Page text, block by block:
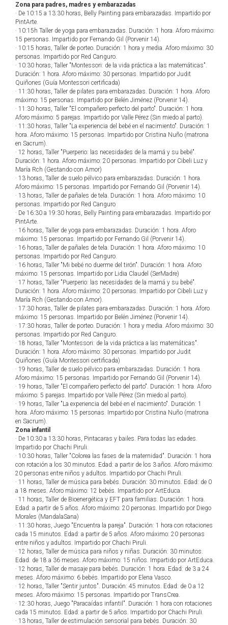
Zona para padres, madres y embarazadas
· De 10:15 a 13:30 horas, Belly Painting para embarazadas. Impartido por
PintArte.
· 10:15h Taller de yoga para embarazadas. Duración: 1 hora. Aforo máximo:
15 personas. Impartido por Fernando Gil (Porvenir 14).
· 10:15 horas, Taller de porteo. Duración: 1 hora y media. Aforo máximo: 30
personas. Impartido por Red Canguro.
· 10:30 horas, Taller "Montessori: de la vida práctica a las matemáticas".
Duración: 1 hora. Aforo máximo: 30 personas. Impartido por Judit
Quiñones (Guía Montessori certificada)
· 11:30 horas, Taller de pilates para embarazadas. Duración: 1 hora. Aforo
máximo: 15 personas. Impartido por Belén Jiménez (Porvenir 14).
· 11:30 horas, Taller "El compañero perfecto del parto". Duración: 1 hora.
Aforo máximo: 5 parejas. Impartido por Valle Pérez (Sin miedo al parto).
· 11:30 horas, Taller "La experiencia del bebé en el nacimiento". Duración: 1
hora. Aforo máximo: 15 personas. Impartido por Cristina Nuño (matrona
en Sacrum).
· 12 horas, Taller "Puerperio: las necesidades de la mamá y su bebé".
Duración: 1 hora. Aforo máximo: 20 personas. Impartido por Cibeli Luz y
María Rch (Gestando con Amor)
· 13 horas, Taller de suelo pélvico para embarazadas. Duración: 1 hora.
Aforo máximo: 15 personas. Impartido por Fernando Gil (Porvenir 14).
· 13 horas, Taller de pañales de tela. Duración: 1 hora. Aforo máximo: 10
personas. Impartido por Red Canguro
· De 16:30 a 19:30 horas, Belly Painting para embarazadas. Impartido por
PintArte.
· 16 horas, Taller de yoga para embarazadas. Duración: 1 hora. Aforo
máximo: 15 personas. Impartido por Fernando Gil (Porvenir 14).
· 16 horas, Taller de pañales de tela. Duración: 1 hora. Aforo máximo: 10
personas. Impartido por Red Canguro.
· 16 horas, Taller "Mi bebé no duerme del tirón". Duración: 1 hora. Aforo
máximo: 15 personas. Impartido por Lidia Claudel (SerMadre)
· 17 horas, Taller "Puerperio: las necesidades de la mamá y su bebé".
Duración: 1 hora. Aforo máximo: 20 personas. Impartido por Cibeli Luz y
María Rch (Gestando con Amor).
· 17:30 horas, Taller de pilates para embarazadas. Duración: 1 hora. Aforo
máximo: 15 personas. Impartido por Belén Jiménez (Porvenir 14).
· 17:30 horas, Taller de porteo. Duración: 1 hora y media. Aforo máximo: 30
personas. Impartido por Red Canguro.
· 18 horas, Taller "Montessori: de la vida práctica a las matemáticas".
Duración: 1 hora. Aforo máximo: 30 personas. Impartido por Judit
Quiñones (Guía Montessori certificada)
· 19 horas, Taller de suelo pélvico para embarazadas. Duración: 1 hora.
Aforo máximo: 15 personas. Impartido por Fernando Gil (Porvenir 14).
· 19 horas, Taller "El compañero perfecto del parto". Duración: 1 hora. Aforo
máximo: 5 parejas. Impartido por Valle Pérez (Sin miedo al parto).
· 19 horas, Taller "La experiencia del bebé en el nacimiento". Duración: 1
hora. Aforo máximo: 15 personas. Impartido por Cristina Nuño (matrona
en Sacrum).
Zona infantil
· De 10:30 a 13:30 horas, Pintacaras y bailes. Para todas las edades.
Impartido por Chachi Piruli.
· 10:30 horas, Taller "Colorea las fases de la maternidad". Duración: 1 hora
con rotación a los 30 minutos. Edad: a partir de los 3 años. Aforo máximo:
20 personas entre niños y adultos. Impartido por Chachi Piruli.
· 11 horas, Taller de música para bebés. Duración: 30 minutos. Edad: de 0
a 18 meses. Aforo máximo: 12 bebés. Impartido por ArtEduca.
· 11 horas, Taller de Bioenergética y EFT para familias. Duración: 1 hora.
Edad: a partir de 5 años. Aforo máximo: 20 personas. Impartido por Diego
Morales (MandalaSana)
· 11:30 horas, Juego "Encuentra la pareja". Duración: 1 hora con rotaciones
cada 15 minutos. Edad: a partir de 5 años. Aforo máximo: 20 personas
entre niños y adultos. Impartido por Chachi Piruli.
· 12 horas, Taller de música para niños y niñas. Duración: 30 minutos.
Edad: de 18 a 36 meses. Aforo máximo: 15 niños. Impartido por ArtEduca.
· 12 horas, Taller de masaje para bebés. Duración: 1 hora. Edad: de 3 a 24
meses. Aforo máximo: 6 bebés. Impartido por Elena Vasco.
· 12 horas, Taller "Sentir juntos". Duración: 45 minutos. Edad: de 0 a 12
meses. Aforo máximo: 15 personas. Impartido por TransCrea.
· 12:30 horas, Juego "Paracaídas infantil". Duración: 1 hora con rotaciones
cada 15 minutos. Edad: a partir de 5 años. Impartido por Chachi Piruli.
· 13 horas, Taller de estimulación sensorial para bebés. Duración: 30